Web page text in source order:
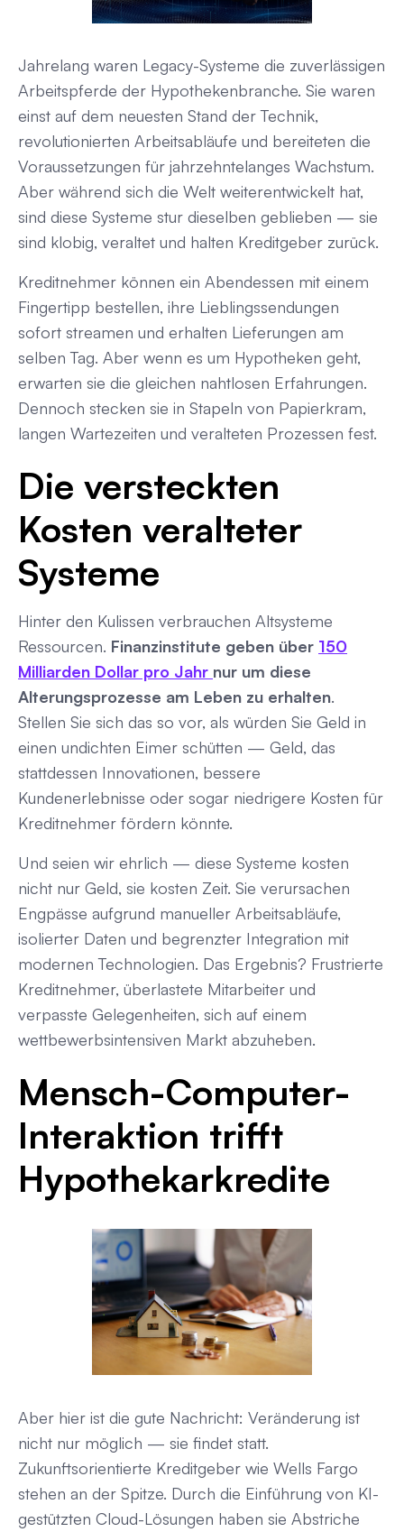
Jahrelang waren Legacy-Systeme die zuverlässigen
Arbeitspferde der Hypothekenbranche. Sie waren
einst auf dem neuesten Stand der Technik,
revolutionierten Arbeitsabläufe und bereiteten die
Voraussetzungen für jahrzehntelanges Wachstum.
Aber während sich die Welt weiterentwickelt hat,
sind diese Systeme stur dieselben geblieben — sie
sind klobig, veraltet und halten Kreditgeber zurück.
Kreditnehmer können ein Abendessen mit einem
Fingertipp bestellen, ihre Lieblingssendungen
sofort streamen und erhalten Lieferungen am
selben Tag. Aber wenn es um Hypotheken geht,
erwarten sie die gleichen nahtlosen Erfahrungen.
Dennoch stecken sie in Stapeln von Papierkram,
langen Wartezeiten und veralteten Prozessen fest.
Die versteckten
Kosten veralteter
Systeme
Hinter den Kulissen verbrauchen Altsysteme
Ressourcen. Finanzinstitute geben über 150
Milliarden Dollar pro Jahr nur um diese
Alterungsprozesse am Leben zu erhalten.
Stellen Sie sich das so vor, als würden Sie Geld in
einen undichten Eimer schütten — Geld, das
stattdessen Innovationen, bessere
Kundenerlebnisse oder sogar niedrigere Kosten für
Kreditnehmer fördern könnte.
Und seien wir ehrlich — diese Systeme kosten
nicht nur Geld, sie kosten Zeit. Sie verursachen
Engpässe aufgrund manueller Arbeitsabläufe,
isolierter Daten und begrenzter Integration mit
modernen Technologien. Das Ergebnis? Frustrierte
Kreditnehmer, überlastete Mitarbeiter und
verpasste Gelegenheiten, sich auf einem
wettbewerbsintensiven Markt abzuheben.
Mensch-Computer-
Interaktion trifft
Hypothekarkredite
Aber hier ist die gute Nachricht: Veränderung ist
nicht nur möglich — sie findet statt.
Zukunftsorientierte Kreditgeber wie Wells Fargo
stehen an der Spitze. Durch die Einführung von KI-
gestützten Cloud-Lösungen haben sie Abstriche